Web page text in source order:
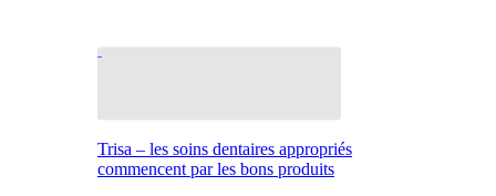
Trisa – les soins dentaires appropriés
commencent par les bons produits